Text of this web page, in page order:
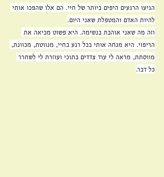
הגיעו הרגעים היפים ביותר של חיי. הם אלו שהפכו אותי
להיות האדם והמטפלת שאני היום.
וזה מה שאני אוהבת בנשימה. היא פשוט מביאה את
הריפוי. היא מנחה אותי בכל רגע בחיי, מנווטת, מכוונת,
מווסתת, מראה לי עוד צדדים בתוכי ועוזרת לי לשחרר
כל דבר.